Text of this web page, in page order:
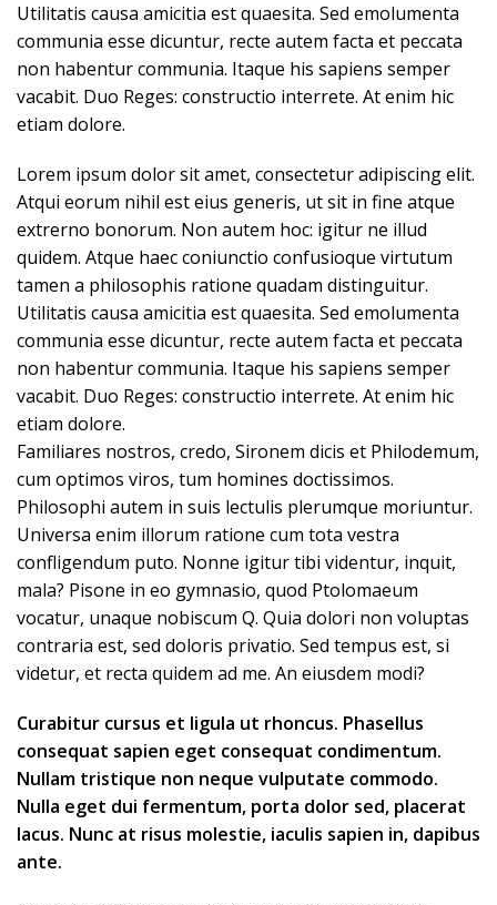
Utilitatis causa amicitia est quaesita. Sed emolumenta
communia esse dicuntur, recte autem facta et peccata
non habentur communia. Itaque his sapiens semper
vacabit. Duo Reges: constructio interrete. At enim hic
etiam dolore.
Lorem ipsum dolor sit amet, consectetur adipiscing elit.
Atqui eorum nihil est eius generis, ut sit in fine atque
extrerno bonorum. Non autem hoc: igitur ne illud
quidem. Atque haec coniunctio confusioque virtutum
tamen a philosophis ratione quadam distinguitur.
Utilitatis causa amicitia est quaesita. Sed emolumenta
communia esse dicuntur, recte autem facta et peccata
non habentur communia. Itaque his sapiens semper
vacabit. Duo Reges: constructio interrete. At enim hic
etiam dolore.
Familiares nostros, credo, Sironem dicis et Philodemum,
cum optimos viros, tum homines doctissimos.
Philosophi autem in suis lectulis plerumque moriuntur.
Universa enim illorum ratione cum tota vestra
confligendum puto. Nonne igitur tibi videntur, inquit,
mala? Pisone in eo gymnasio, quod Ptolomaeum
vocatur, unaque nobiscum Q. Quia dolori non voluptas
contraria est, sed doloris privatio. Sed tempus est, si
videtur, et recta quidem ad me. An eiusdem modi?
Curabitur cursus et ligula ut rhoncus. Phasellus
consequat sapien eget consequat condimentum.
Nullam tristique non neque vulputate commodo.
Nulla eget dui fermentum, porta dolor sed, placerat
lacus. Nunc at risus molestie, iaculis sapien in, dapibus
ante.